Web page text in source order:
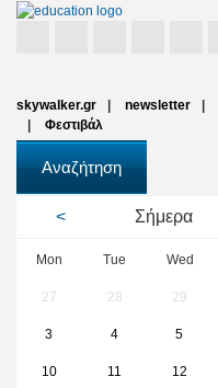
skywalker.gr
newsletter
Φεστιβάλ
Αναζήτηση
Σπουδές
Υποτροφίες
Όλοι οι φορείς
Αρθρα
< Σήμερα
Mon Tue Wed
27 28 29
3 4 5
10 11 12